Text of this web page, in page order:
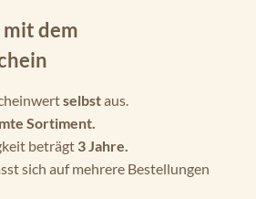
dem
selbstaus.
Sortiment.
beträgt 3 Jahre.
sich auf mehrere Bestellungen